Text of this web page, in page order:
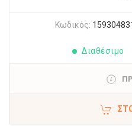
Κωδικός:
Διαθέσιμο